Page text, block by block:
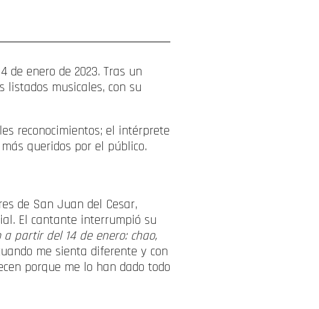
de enero de 2023. Tras un
listados musicales, con su
reconocimientos; el intérprete
queridos por el público.
de San Juan del Cesar,
El cantante interrumpió su
partir del 14 de enero: chao,
me sienta diferente y con
porque me lo han dado todo